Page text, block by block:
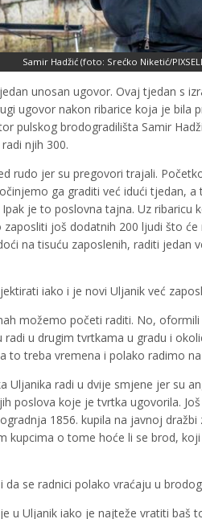
Samir Hadžić (foto: Srećko Niketić/
unosan ugovor. Ovaj tjedan s
ugovor nakon ribarice koja je bila
pulskog brodogradilišta Samir
njih 300.
rudo jer su pregovori trajali.
ga graditi već idući tjedan,
je to poslovna tajna. Uz
još dodatnih 200 ljudi što će
na tisuću zaposlenih, raditi jedan
iako i je novi Uljanik već
možemo početi raditi. No,
u drugim tvrtkama u gradu i
to treba vremena i polako radimo
Uljanika radi u dvije smjene jer su
poslova koje je tvrtka ugovorila.
1856. kupila na javnoj
kupcima o tome hoće li se brod,
se radnici polako vraćaju u
u Uljanik iako je najteže vratiti baš